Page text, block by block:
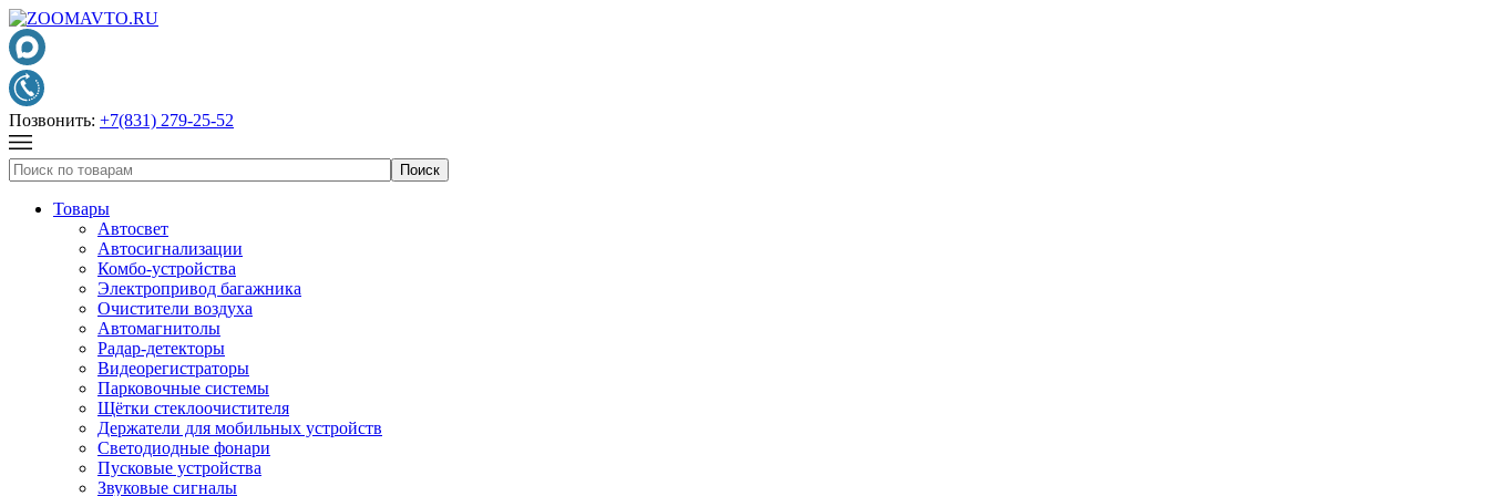
Позвонить: +7(831) 279-25-52
Товары
Автосвет
Автосигнализации
Комбо-устройства
Электропривод багажника
Очистители воздуха
Автомагнитолы
Радар-детекторы
Видеорегистраторы
Парковочные системы
Щётки стеклоочистителя
Держатели для мобильных устройств
Светодиодные фонари
Пусковые устройства
Звуковые сигналы